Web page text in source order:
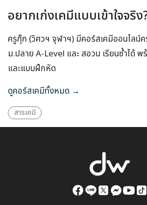
อยากเก่งเคมีแบบเข้าใจจริง
ครูกุ๊ก (วิศวฯ จุฬาฯ) มีคอร์สเคมีออนไลน์
ม.ปลาย A-Level และ สอวน เรียนซ้ำได้
และแบบฝึกหัด
ดูคอร์สเคมีทั้งหมด →
สารเคมี